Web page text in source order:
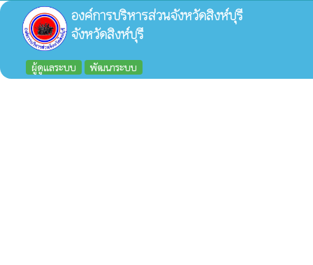
องค์การบริหารส่วนจังหวัดสิงห์บุรี
จังหวัดสิงห์บุรี
ผู้ดูแลระบบ พัฒนาระบบ